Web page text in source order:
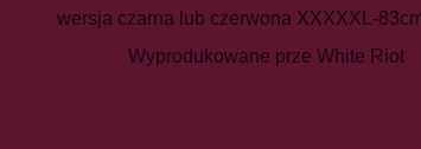
wersja czarna lub czerwona XXXXXL-
Wyprodukowane prze White Riot